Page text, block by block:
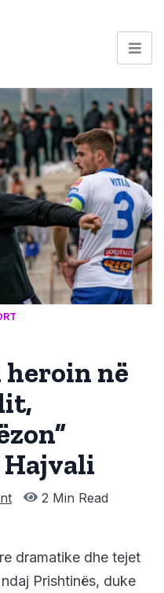
në
2 Min Read
dramatike dhe tejet
Prishtinës, duke